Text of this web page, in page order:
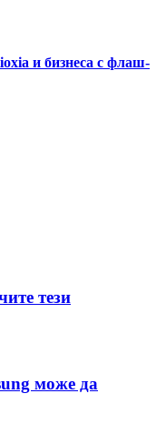
и бизнеса с флаш-
тези
може да